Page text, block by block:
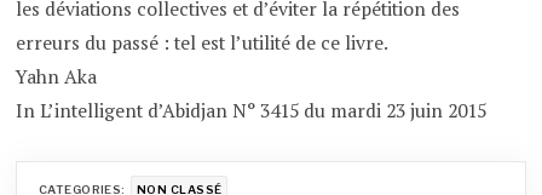
les déviations collectives et d’éviter la répétition des
erreurs du passé : tel est l’utilité de ce livre.
Yahn Aka
In L’intelligent d’Abidjan N° 3415 du mardi 23 juin 2015
CATEGORIES: NON CLASSÉ